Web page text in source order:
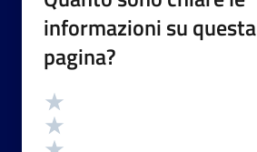
informazioni su questa
pagina?
Valutazione